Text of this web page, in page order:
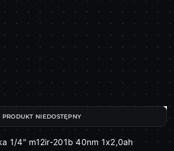
1/4" m12ir-201b 40nm 1x2,0ah
PRODUKT NIEDOSTĘPNY